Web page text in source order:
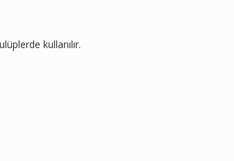
kullanılır.